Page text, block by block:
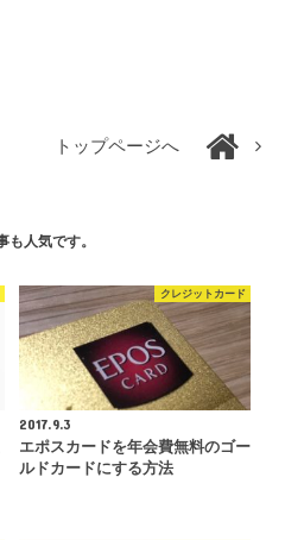
トップページへ
も人気です。
クレジットカード
2017.9.3
エポスカードを年会費無料のゴー
ルドカードにする方法